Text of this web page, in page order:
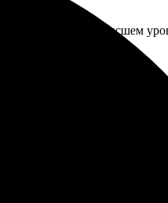
связь на высшем
еще.
и точно. Оформили заказ
ищет индивидуальный